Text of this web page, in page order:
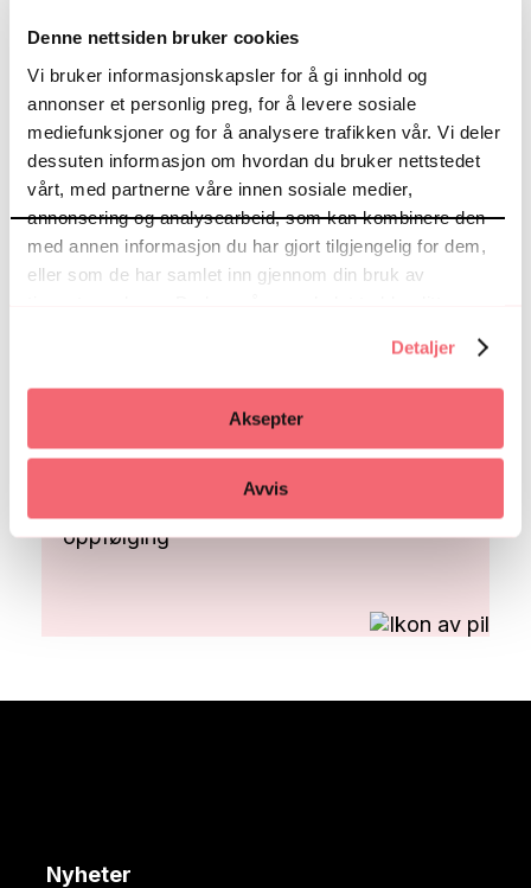
Denne nettsiden bruker cookies
Vi bruker informasjonskapsler for å gi innhold og
annonser et personlig preg, for å levere sosiale
mediefunksjoner og for å analysere trafikken vår. Vi deler
dessuten informasjon om hvordan du bruker nettstedet
vårt, med partnerne våre innen sosiale medier,
annonsering og analysearbeid, som kan kombinere den
med annen informasjon du har gjort tilgjengelig for dem,
eller som de har samlet inn gjennom din bruk av
Detaljer
Aksepter
Avvis
lærlinger får også et tilskudd fra
fylkeskommunen for opplæringen de gjør av
en lærling.
Alt du trenger å vite
Last ned presentasjonen fra
møtet. Her finner du praktisk
oppfølging
Nyheter